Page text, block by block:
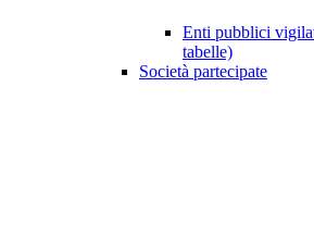
Enti pubblici
tabelle)
Società partecipate